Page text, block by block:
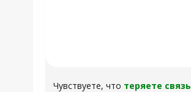
Чувствуете, что теряете